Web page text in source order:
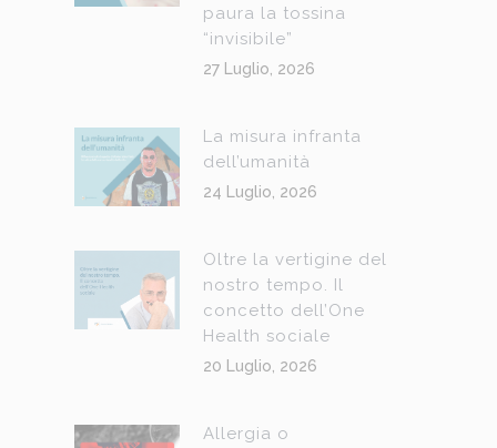
paura la tossina
“invisibile”
27 Luglio, 2026
La misura infranta
dell’umanità
24 Luglio, 2026
Oltre la vertigine del
nostro tempo. Il
concetto dell’One
Health sociale
20 Luglio, 2026
Allergia o